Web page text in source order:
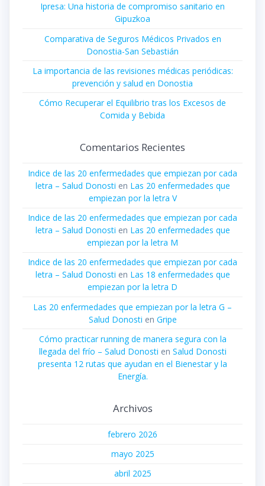
Ipresa: Una historia de compromiso sanitario en
Gipuzkoa
Comparativa de Seguros Médicos Privados en
Donostia-San Sebastián
La importancia de las revisiones médicas periódicas:
prevención y salud en Donostia
Cómo Recuperar el Equilibrio tras los Excesos de
Comida y Bebida
Comentarios Recientes
Indice de las 20 enfermedades que empiezan por cada
letra – Salud Donosti en Las 20 enfermedades que
empiezan por la letra V
Indice de las 20 enfermedades que empiezan por cada
letra – Salud Donosti en Las 20 enfermedades que
empiezan por la letra M
Indice de las 20 enfermedades que empiezan por cada
letra – Salud Donosti en Las 18 enfermedades que
empiezan por la letra D
Las 20 enfermedades que empiezan por la letra G –
Salud Donosti en Gripe
Cómo practicar running de manera segura con la
llegada del frío – Salud Donosti en Salud Donosti
presenta 12 rutas que ayudan en el Bienestar y la
Energía.
Archivos
febrero 2026
mayo 2025
abril 2025